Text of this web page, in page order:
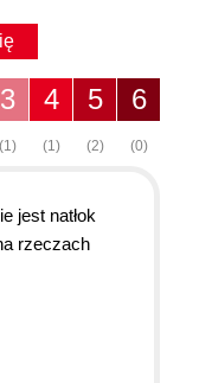
6
(0)
5
(2)
4
(1)
3
(1)
jest natłok
rzeczach